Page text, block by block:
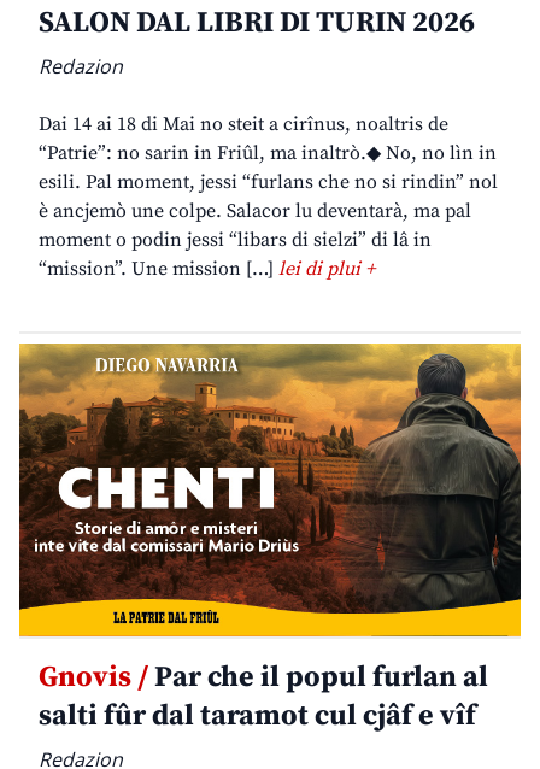
SALON DAL LIBRI DI TURIN 2026
Redazion
Dai 14 ai 18 di Mai no steit a cirînus, noaltris de
“Patrie”: no sarin in Friûl, ma inaltrò.◆ No, no lìn in
esili. Pal moment, jessi “furlans che no si rindin” nol
è ancjemò une colpe. Salacor lu deventarà, ma pal
moment o podin jessi “libars di sielzi” di lâ in
“mission”. Une mission […] lei di plui +
Gnovis /Par che il popul furlan al
salti fûr dal taramot cul cjâf e vîf
Redazion